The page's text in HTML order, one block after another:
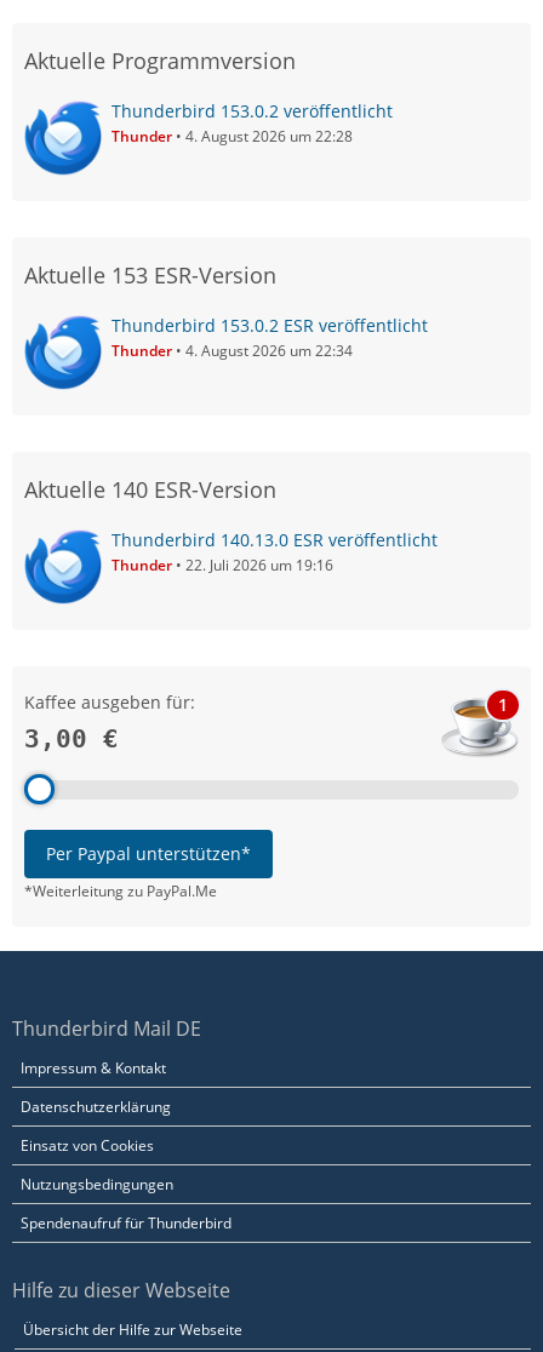
Aktuelle Programmversion
Thunderbird 153.0.2 veröffentlicht
Thunder 4. August 2026 um 22:28
Aktuelle 153 ESR-Version
Thunderbird 153.0.2 ESR veröffentlicht
Thunder 4. August 2026 um 22:34
Aktuelle 140 ESR-Version
Thunderbird 140.13.0 ESR veröffentlicht
Thunder 22. Juli 2026 um 19:16
Kaffee ausgeben für:
3,00 €
1
Per Paypal unterstützen*
*Weiterleitung zu PayPal.Me
Thunderbird Mail DE
Impressum & Kontakt
Datenschutzerklärung
Einsatz von Cookies
Nutzungsbedingungen
Spendenaufruf für Thunderbird
Hilfe zu dieser Webseite
Übersicht der Hilfe zur Webseite